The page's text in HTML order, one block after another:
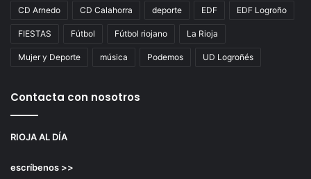
CD Arnedo CD Calahorra deporte EDF EDF Logroño
FIESTAS Fútbol Fútbol riojano La Rioja
Mujer y Deporte música Podemos UD Logroñés
Contacta con nosotros
RIOJA AL DÍA
escríbenos >>